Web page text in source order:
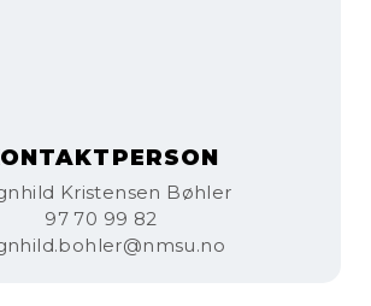
Kristensen Bøhler
97 70 99 82